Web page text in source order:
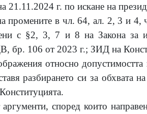
21.11.2024 г. по искане на
промените в чл. 64, ал. 2, 3 и
с §2, 3, 7 и 8 на Закона за
бр. 106 от 2023 г.; ЗИД на
относно
разбирането си за обхвата
аргументи, според които